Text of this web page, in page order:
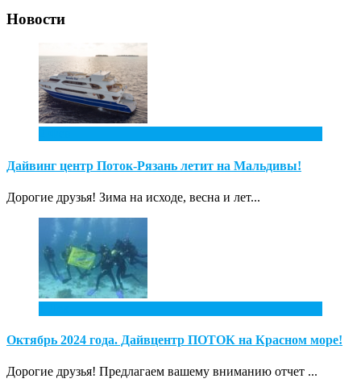
Новости
Дайвинг центр Поток-Рязань летит на Мальдивы!
Дорогие друзья! Зима на исходе, весна и лет...
Октябрь 2024 года. Дайвцентр ПОТОК на Красном море!
Дорогие друзья! Предлагаем вашему вниманию отчет ...